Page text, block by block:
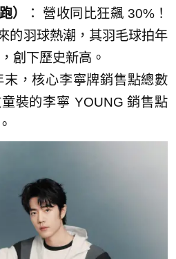
）
： 營收同比狂飆 30%！
的羽球熱潮，其羽毛球拍年
創下歷史新高。
末，核心李寧牌銷售點總數
裝的李寧 YOUNG 銷售點